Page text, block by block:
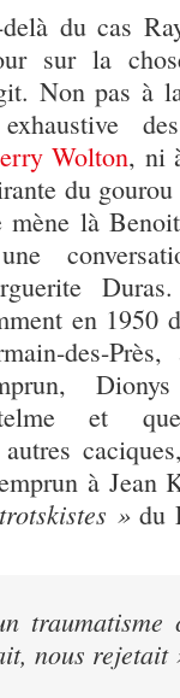
du cas
sur la
Non pas à
Wolton, ni
du gourou
mène là
en 1950
des-
et
à Jean
»du
traumatisme
nous rejetait